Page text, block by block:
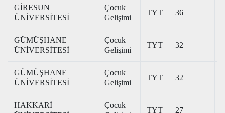
GİRESUN
ÜNİVERSİTESİ
Çocuk
Gelişimi
TYT 36
GÜMÜŞHANE
ÜNİVERSİTESİ
Çocuk
Gelişimi
TYT 32
GÜMÜŞHANE
ÜNİVERSİTESİ
Çocuk
Gelişimi
TYT 32
HAKKARİ
Çocuk
TYT 27